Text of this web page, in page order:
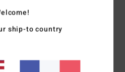
ship-to country